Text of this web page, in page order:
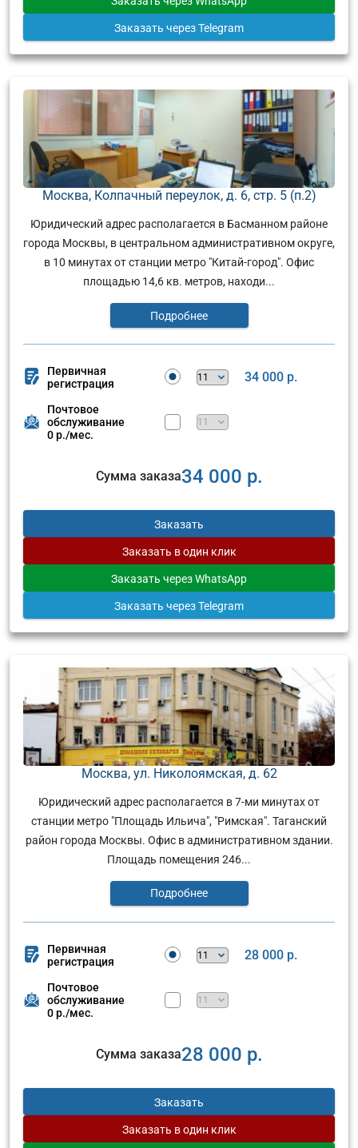
Заказать через Telegram
Москва, Колпачный переулок, д. 6, стр. 5 (п.2)
Юридический адрес располагается в Басманном районе
города Москвы, в центральном административном округе,
в 10 минутах от станции метро "Китай-город". Офис
площадью 14,6 кв. метров, находи...
Подробнее
Первичная
регистрация
34 000 р.
Почтовое
обслуживание
0 р./мес.
Сумма заказа34 000 р.
Заказать
Заказать в один клик
Заказать через WhatsApp
Заказать через Telegram
Москва, ул. Николоямская, д. 62
Юридический адрес располагается в 7-ми минутах от
станции метро "Площадь Ильича", "Римская". Таганский
район города Москвы. Офис в административном здании.
Площадь помещения 246...
Подробнее
Первичная
регистрация
28 000 р.
Почтовое
обслуживание
0 р./мес.
Сумма заказа28 000 р.
Заказать
Заказать в один клик